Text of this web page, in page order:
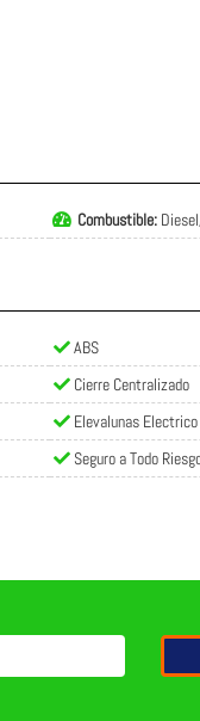
Combustible:
ABS
Cierre Centralizado
Elevalunas Electrico
Seguro a Todo